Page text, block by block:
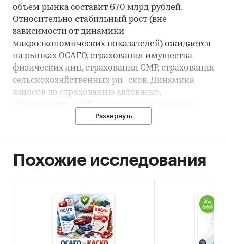
объем рынка составит 670 млрд рублей.
Относительно стабильный рост (вне
зависимости от динамики
макроэкономических показателей) ожидается
на рынках ОСАГО, страхования имущества
физических лиц, страхования СМР, страхования
сельскохозяйственных ри -сков. Динамика
взносов по страхованию автокаско,
сильной степени будет
банковском рынке.
Категории: Потребительские услуги /
Услуги для бизнеса / Страхование
Развернуть
Похожие исследования